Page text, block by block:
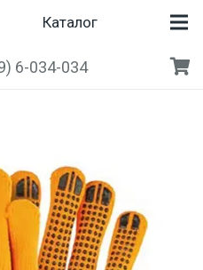
Каталог
6-034-034